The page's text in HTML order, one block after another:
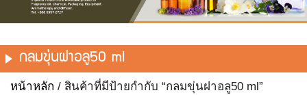
กลมขุ่นฝาอลู50 ml
หน้าหลัก / สินค้าที่มีป้ายกำกับ “กลมขุ่นฝาอลู50 ml”